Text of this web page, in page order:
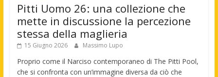
Pitti Uomo 26: una collezione che
mette in discussione la percezione
stessa della maglieria
15 Giugno 2026 Massimo Lupo
Proprio come il Narciso contemporaneo di The Pitti Pool,
che si confronta con un’immagine diversa da ciò che